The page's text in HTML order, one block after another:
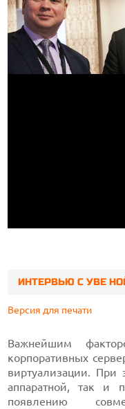
ИНТЕРВЬЮ С УВЕ
Версия для печати
Важнейшим
корпоративных
виртуализации. При
аппаратной, так и
появлению